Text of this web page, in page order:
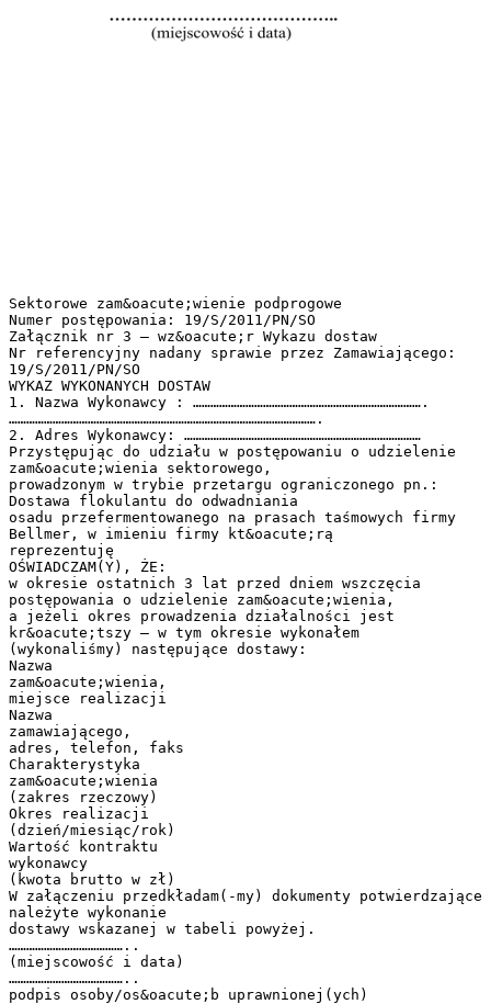
Sektorowe zam&oacute;wienie podprogowe
Numer postępowania: 19/S/2011/PN/SO
Załącznik nr 3 – wz&oacute;r Wykazu dostaw
Nr referencyjny nadany sprawie przez Zamawiającego:
19/S/2011/PN/SO
WYKAZ WYKONANYCH DOSTAW
1. Nazwa Wykonawcy : …………………………………………………………………….
…………………………………………………………………………………………….
2. Adres Wykonawcy: ………………………………………………………………………
Przystępując do udziału w postępowaniu o udzielenie
zam&oacute;wienia sektorowego,
prowadzonym w trybie przetargu ograniczonego pn.:
Dostawa flokulantu do odwadniania
osadu przefermentowanego na prasach taśmowych firmy
Bellmer, w imieniu firmy kt&oacute;rą
reprezentuję
OŚWIADCZAM(Y), ŻE:
w okresie ostatnich 3 lat przed dniem wszczęcia
postępowania o udzielenie zam&oacute;wienia,
a jeżeli okres prowadzenia działalności jest
kr&oacute;tszy – w tym okresie wykonałem
(wykonaliśmy) następujące dostawy:
Nazwa
zam&oacute;wienia,
miejsce realizacji
Nazwa
zamawiającego,
adres, telefon, faks
Charakterystyka
zam&oacute;wienia
(zakres rzeczowy)
Okres realizacji
(dzień/miesiąc/rok)
Wartość kontraktu
wykonawcy
(kwota brutto w zł)
W załączeniu przedkładam(-my) dokumenty potwierdzające
należyte wykonanie
dostawy wskazanej w tabeli powyżej.
…………………………………..
(miejscowość i data)
…………………………………..
podpis osoby/os&oacute;b uprawnionej(ych)